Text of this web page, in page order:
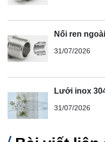
Nối ren
31/07/2026
Lưới inox
31/07/2026